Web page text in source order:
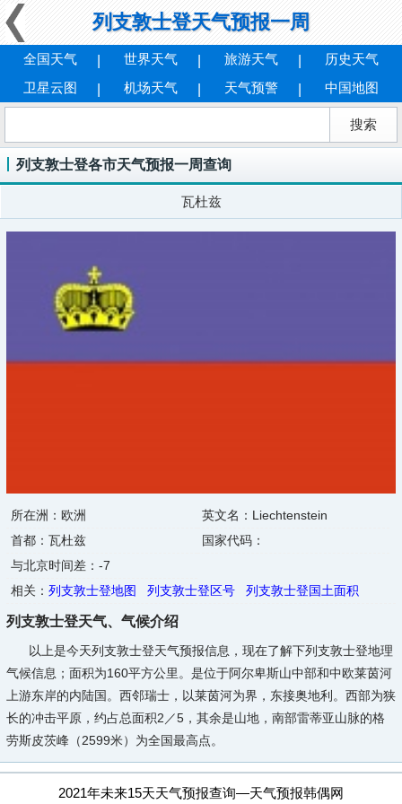
列支敦士登天气预报一周
全国天气 世界天气 旅游天气
历史天气
卫星云图
机场天气 天气预警 中国地图
列支敦士登各市天气预报一周查询
瓦杜兹
所在洲：欧洲
英文名：Liechtenstein
首都：瓦杜兹
国家代码：
与北京时间差：-7
相关： 列支敦士登地图 列支敦士登区号 列支敦士登国土面积
列支敦士登天气、气候介绍
以上是今天列支敦士登天气预报信息，现在了解下列支敦士登地理
气候信息；面积为160平方公里。是位于阿尔卑斯山中部和中欧莱茵河
上游东岸的内陆国。西邻瑞士，以莱茵河为界，东接奥地利。西部为狭
长的冲击平原，约占总面积2／5，其余是山地，南部雷蒂亚山脉的格
劳斯皮茨峰（2599米）为全国最高点。
2021年未来15天天气预报查询—天气预报韩偶网